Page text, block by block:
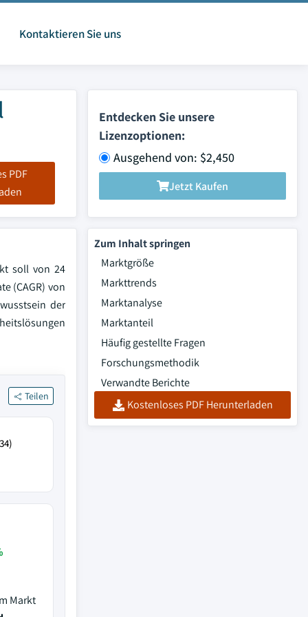
Kontaktieren Sie uns
PDF
Entdecken Sie unsere
Lizenzoptionen:
Ausgehend von: $2,450
Jetzt Kaufen
soll von 24
(CAGR) von
der
Teilen
Markt
Zum Inhalt springen
Marktgröße
Markttrends
Marktanalyse
Marktanteil
Häufig gestellte Fragen
Forschungsmethodik
Verwandte Berichte
Kostenloses PDF Herunterladen